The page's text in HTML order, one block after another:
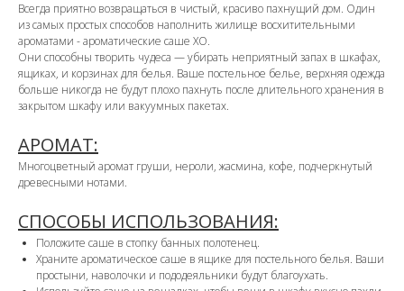
Всегда приятно возвращаться в чистый, красиво пахнущий дом. Один
из самых простых способов наполнить жилище восхитительными
ароматами - ароматические саше ХО.
Они способны творить чудеса — убирать неприятный запах в шкафах,
ящиках, и корзинах для белья. Ваше постельное белье, верхняя одежда
больше никогда не будут плохо пахнуть после длительного хранения в
закрытом шкафу или вакуумных пакетах.
АРОМАТ:
Многоцветный аромат груши, нероли, жасмина, кофе, подчеркнутый
древесными нотами.
СПОСОБЫ ИСПОЛЬЗОВАНИЯ:
Положите саше в стопку банных полотенец.
Храните ароматическое саше в ящике для постельного белья. Ваши
простыни, наволочки и пододеяльники будут благоухать.